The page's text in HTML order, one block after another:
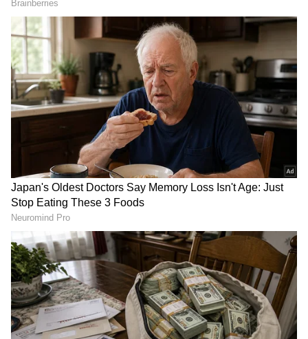
Image Credit :Instagram
Worldwide Total Crosses Rs 322 Crore
ఇటీవల కలెక్షన్లు తగ్గినప్పటికీ, 'పెద్ది' సినిమా థియేటర్లలో
విజయవంతంగానే నడుస్తోంది. ఈ చిత్రం ఇప్పటి వరకు
ఇండియాలో రూ. 228 కోట్ల నెట్ వసూళ్లు సాధించింది.
ఇండియా గ్రాస్ కలెక్షన్ రూ. 270.05 కోట్లుగా ఉంది.
15వ రోజు అంతర్జాతీయంగా రూ. 15 లక్షలు వసూలు
చేయడంతో, ఓవర్సీస్ గ్రాస్ వసూళ్లు రూ. 52.60 కోట్లకు
చేరాయి. ఈ నంబర్లతో, 'పెద్ది' ప్రపంచవ్యాప్త గ్రాస్ కలెక్షన్ రూ.
322.65 కోట్లకు చేరి, ఈ సంవత్సరంలో చెప్పుకోదగ్గ
బాక్సాఫీస్ హిట్‌గా నిలిచింది.